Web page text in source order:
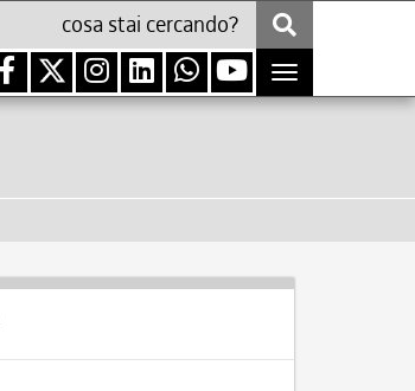
Toggle
navigation